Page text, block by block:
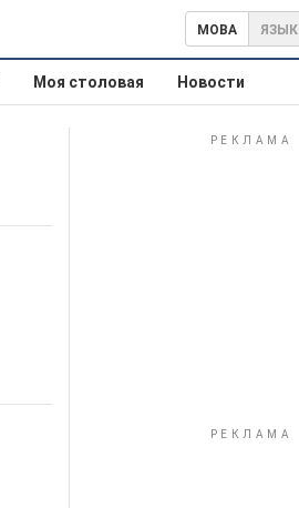
МОВА ЯЗЫК
Моя столовая Новости